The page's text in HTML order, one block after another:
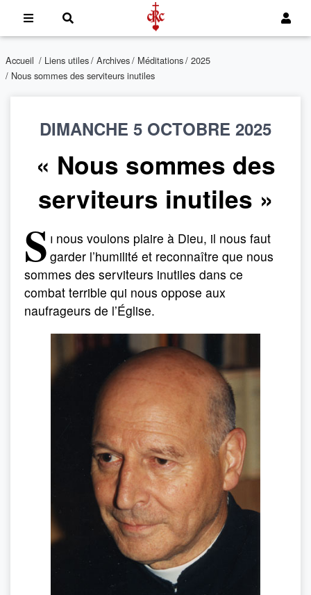
Accueil / Liens utiles/ Archives/ Méditations/ 2025
/ Nous sommes des serviteurs inutiles
DIMANCHE 5 OCTOBRE 2025
« Nous sommes des
serviteurs inutiles »
S i nous voulons plaire à Dieu, il nous faut
garder l’humilité et reconnaître que nous
sommes des serviteurs inutiles dans ce
combat terrible qui nous oppose aux
naufrageurs de l’Église.